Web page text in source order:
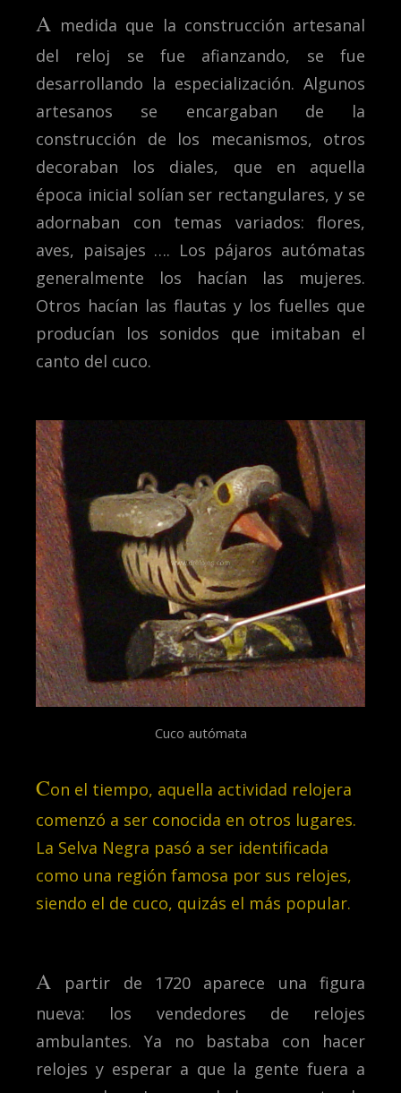
A medida que la construcción artesanal
del reloj se fue afianzando, se fue
desarrollando la especialización. Algunos
artesanos se encargaban de la
construcción de los mecanismos, otros
decoraban los diales, que en aquella
época inicial solían ser rectangulares, y se
adornaban con temas variados: flores,
aves, paisajes …. Los pájaros autómatas
generalmente los hacían las mujeres.
Otros hacían las flautas y los fuelles que
producían los sonidos que imitaban el
canto del cuco.
Cuco autómata
Con el tiempo, aquella actividad relojera
comenzó a ser conocida en otros lugares.
La Selva Negra pasó a ser identificada
como una región famosa por sus relojes,
siendo el de cuco, quizás el más popular.
A
partir de 1720 aparece una figura
nueva: los vendedores de relojes
ambulantes. Ya no bastaba con hacer
relojes y esperar a que la gente fuera a